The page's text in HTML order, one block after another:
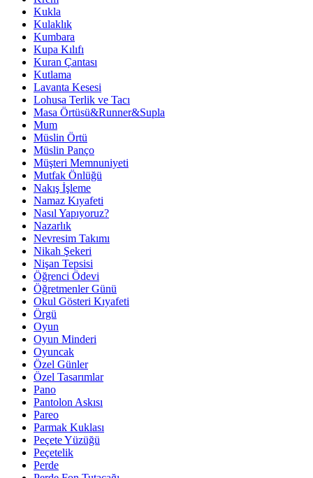
Kukla
Kulaklık
Kumbara
Kupa Kılıfı
Kuran Çantası
Kutlama
Lavanta Kesesi
Lohusa Terlik ve Tacı
Masa Örtüsü&Runner&Supla
Mum
Müslin Örtü
Müslin Panço
Müşteri Memnuniyeti
Mutfak Önlüğü
Nakış İşleme
Namaz Kıyafeti
Nasıl Yapıyoruz?
Nazarlık
Nevresim Takımı
Nikah Şekeri
Nişan Tepsisi
Öğrenci Ödevi
Öğretmenler Günü
Okul Gösteri Kıyafeti
Örgü
Oyun
Oyun Minderi
Oyuncak
Özel Günler
Özel Tasarımlar
Pano
Pantolon Askısı
Pareo
Parmak Kuklası
Peçete Yüzüğü
Peçetelik
Perde